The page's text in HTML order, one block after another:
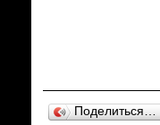
Поделиться…